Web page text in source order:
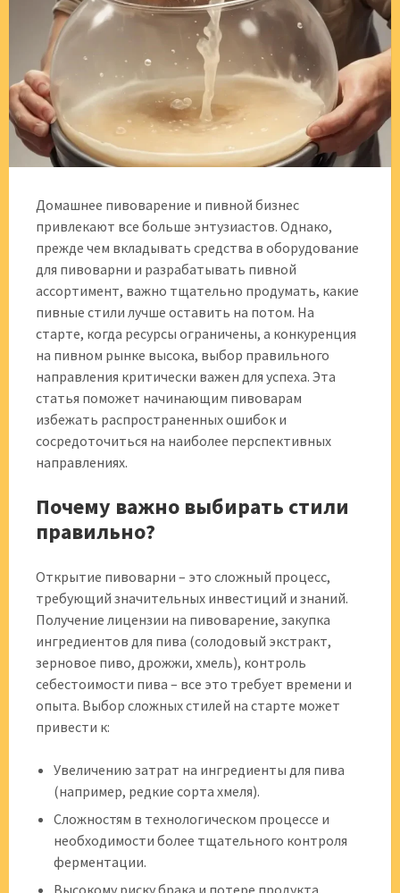
Домашнее пивоварение и пивной бизнес
привлекают все больше энтузиастов. Однако,
прежде чем вкладывать средства в оборудование
для пивоварни и разрабатывать пивной
ассортимент, важно тщательно продумать, какие
пивные стили лучше оставить на потом. На
старте, когда ресурсы ограничены, а конкуренция
на пивном рынке высока, выбор правильного
направления критически важен для успеха. Эта
статья поможет начинающим пивоварам
избежать распространенных ошибок и
сосредоточиться на наиболее перспективных
направлениях.
Почему важно выбирать стили
правильно?
Открытие пивоварни – это сложный процесс,
требующий значительных инвестиций и знаний.
Получение лицензии на пивоварение, закупка
ингредиентов для пива (солодовый экстракт,
зерновое пиво, дрожжи, хмель), контроль
себестоимости пива – все это требует времени и
опыта. Выбор сложных стилей на старте может
привести к:
Увеличению затрат на ингредиенты для пива
(например, редкие сорта хмеля).
Сложностям в технологическом процессе и
необходимости более тщательного контроля
ферментации.
Высокому риску брака и потере продукта.